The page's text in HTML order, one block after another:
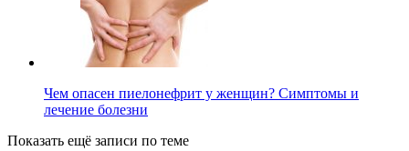
Чем опасен пиелонефрит у женщин? Симптомы и
лечение болезни
Показать ещё записи по теме